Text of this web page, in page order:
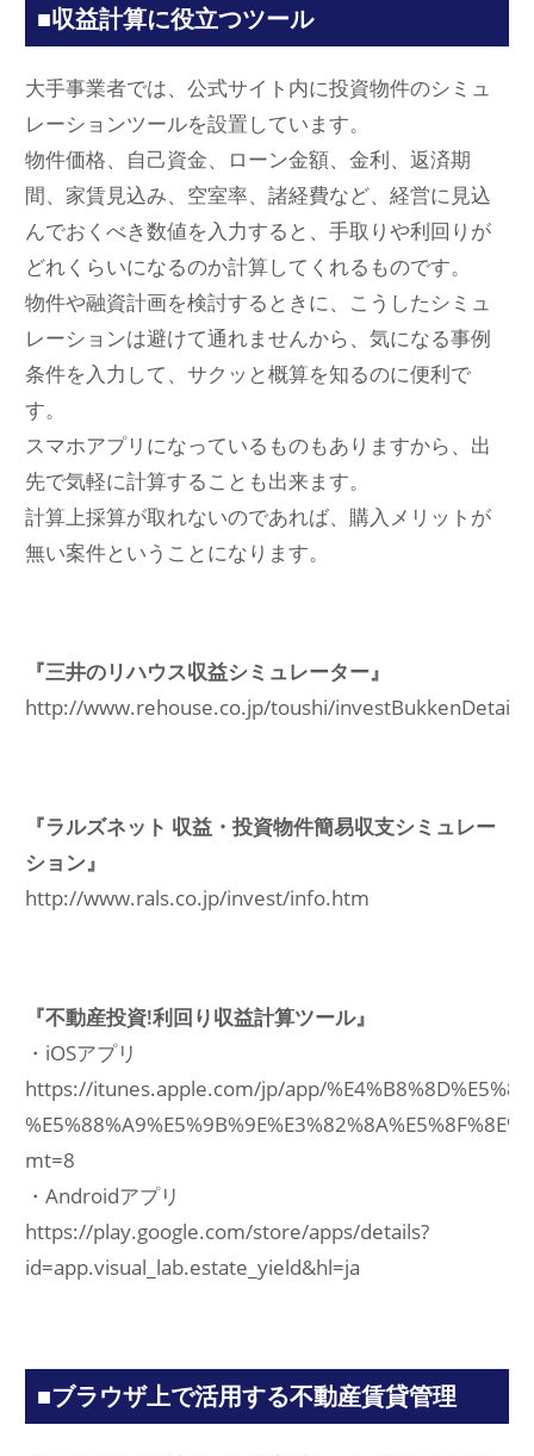
■収益計算に役立つツール
大手事業者では、公式サイト内に投資物件のシミュ
レーションツールを設置しています。
物件価格、自己資金、ローン金額、金利、返済期
間、家賃見込み、空室率、諸経費など、経営に見込
んでおくべき数値を入力すると、手取りや利回りが
どれくらいになるのか計算してくれるものです。
物件や融資計画を検討するときに、こうしたシミュ
レーションは避けて通れませんから、気になる事例
条件を入力して、サクッと概算を知るのに便利で
す。
スマホアプリになっているものもありますから、出
先で気軽に計算することも出来ます。
計算上採算が取れないのであれば、購入メリットが
無い案件ということになります。
『三井のリハウス収益シミュレーター』
http://www.rehouse.co.jp/toushi/investBukkenDetail/
『ラルズネット 収益・投資物件簡易収支シミュレー
ション』
http://www.rals.co.jp/invest/info.htm
『不動産投資!利回り収益計算ツール』
・iOSアプリ
https://itunes.apple.com/jp/app/
mt=8
・Androidアプリ
https://play.google.com/store/apps/details?
id=app.visual_lab.estate_yield&hl=ja
■ブラウザ上で活用する不動産賃貸管理